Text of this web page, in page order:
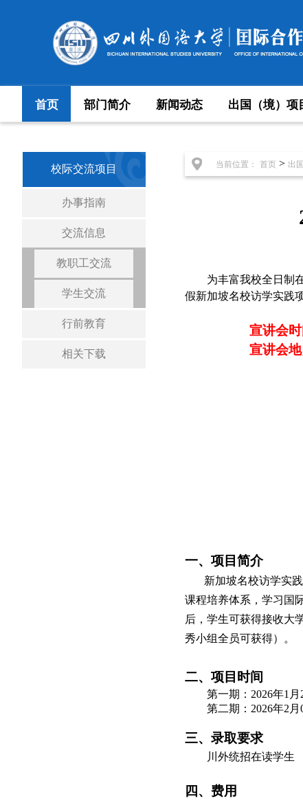
首页 部门简介 新闻动态 出国（境）项
校际交流项目
办事指南
交流信息
教职工交流
学生交流
行前教育
相关下载
当前位置： 首页 > 出
为丰富我校全日制
假新加坡名校访学实践
宣讲会时
宣讲会
一、项目简介
新加坡名校访学实
课程培养体系，学习国
后，学生可获得接收大
秀小组全员可获得）。
二、项目时间
第一期： 2026年1月
第二期： 2026年2 月
三、录取要求
川外统招在读学生
四、费用